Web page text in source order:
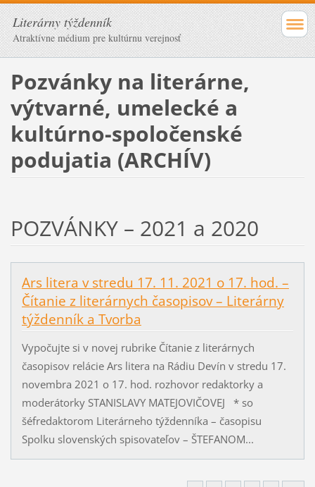
Literárny týždenník
Atraktívne médium pre kultúrnu verejnosť
Pozvánky na literárne,
výtvarné, umelecké a
kultúrno-spoločenské
podujatia (ARCHÍV)
POZVÁNKY – 2021 a 2020
Ars litera v stredu 17. 11. 2021 o 17. hod. –
Čítanie z literárnych časopisov – Literárny
týždenník a Tvorba
Vypočujte si v novej rubrike Čítanie z literárnych
časopisov relácie Ars litera na Rádiu Devín v stredu 17.
novembra 2021 o 17. hod. rozhovor redaktorky a
moderátorky STANISLAVY MATEJOVIČOVEJ * so
šéfredaktorom Literárneho týždenníka – časopisu
Spolku slovenských spisovateľov – ŠTEFANOM...